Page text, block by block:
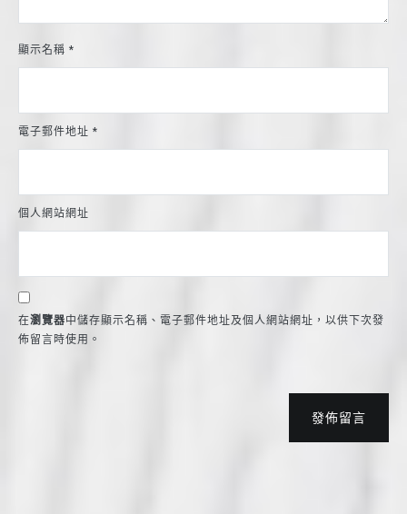
顯示名稱 *
電子郵件地址 *
個人網站網址
在瀏覽器中儲存顯示名稱、電子郵件地址及個人網站網址，以供下次發
佈留言時使用。
發佈留言